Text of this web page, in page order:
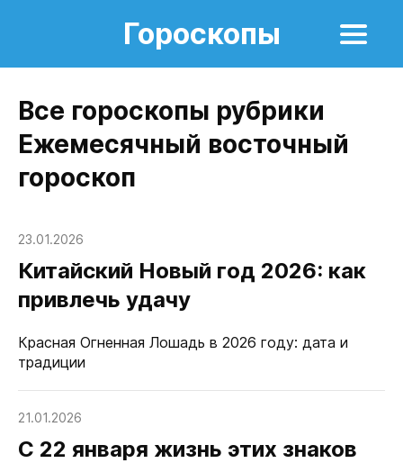
Гороскопы
Все гороскопы рубрики
Ежемесячный восточный
гороскоп
23.01.2026
Китайский Новый год 2026: как
привлечь удачу
Красная Огненная Лошадь в 2026 году: дата и
традиции
21.01.2026
С 22 января жизнь этих знаков